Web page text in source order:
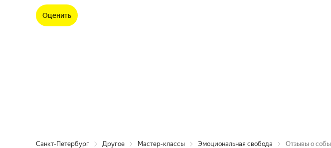
Оценить
Санкт-Петербург Другое Мастер-классы Эмоциональная свобода Отзывы о